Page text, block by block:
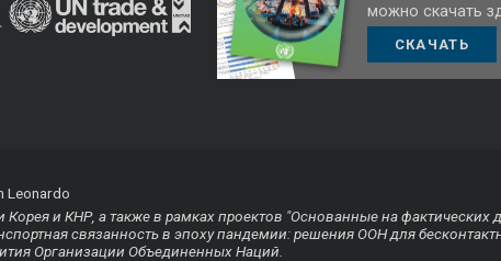
можно скачать
СКАЧАТЬ
Leonardo
и КНР, а также в рамках проектов "Основанные на фактических
связанность в эпоху пандемии: решения ООН для
Организации Объединенных Наций.